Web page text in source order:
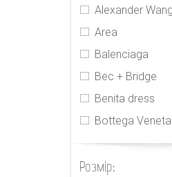
Alexander Wang
Area
Balenciaga
Bec + Bridge
Benita dress
Bottega Veneta
CDR
Cecilie Bahnsen
Розмір: